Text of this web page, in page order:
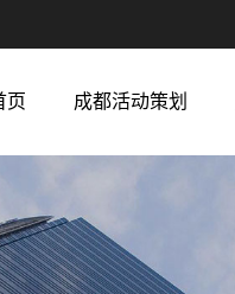
页 成都活动策划